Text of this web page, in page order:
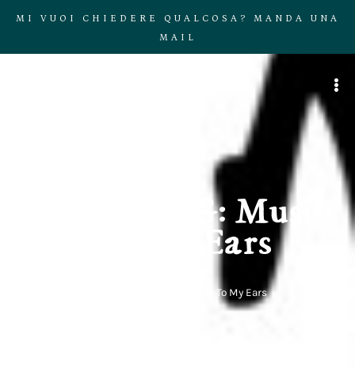
MI VUOI CHIEDERE QUALCOSA? MANDA UNA
MAIL
SHOPPING: Music
To My Ears
SHOPPING: Music To My Ears